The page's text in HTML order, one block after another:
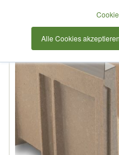
Alle Cookies akzeptieren
Bildergalerie
springen